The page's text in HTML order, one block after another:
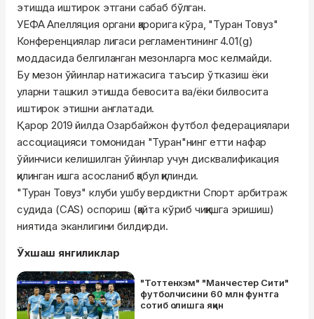
этишда иштирок этгани сабаб бўлган.
УЕФА Апелляция органи қарорига кўра, "Туран Товуз"
Конференциялар лигаси регламентининг 4.01(g)
моддасида белгиланган мезонларга мос келмайди.
Бу мезон ўйинлар натижасига таъсир ўтказиш ёки
уларни ташкил этишда бевосита ва/ёки билвосита
иштирок этишни англатади.
Қарор 2019 йилда Озарбайжон футбол федерациялари
ассоциацияси томонидан "Туран"нинг етти нафар
ўйинчиси келишилган ўйинлар учун дисквалификация
қилинган ишга асосланиб қабул қилинди.
"Туран Товуз" клуби ушбу вердиктни Спорт арбитраж
судида (CAS) оспориш (қайта кўриб чиқишга эришиш)
ниятида эканлигини билдирди.
Ўхшаш янгиликлар
"Тоттенхэм" "Манчестер Сити"
футболчисини 60 млн фунтга
сотиб олишга яқин